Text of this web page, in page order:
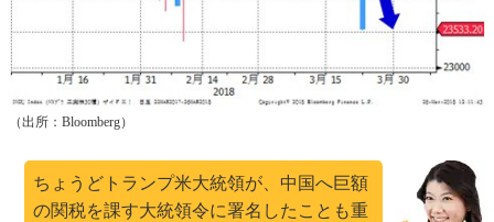
（出所：Bloomberg）
ちょうどトランプ米大統領が、中国へ巨額
の関税を課す大統領令に署名したことも重